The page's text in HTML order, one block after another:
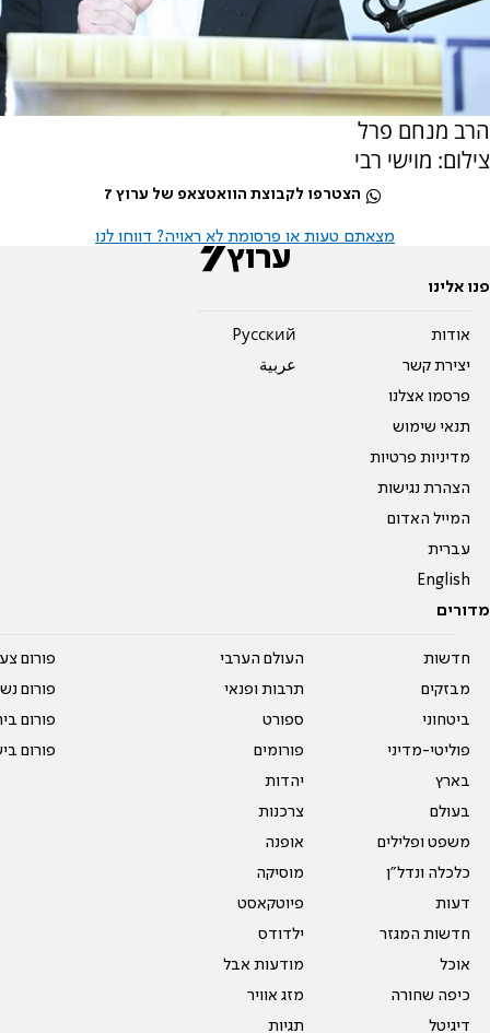
הרב מנחם פרל
צילום: מוישי רבי
הצטרפו לקבוצת הוואטצאפ של ערוץ 7
מצאתם טעות או פרסומת לא ראויה? דווחו לנו
פנו אלינו
אודות
יצירת קשר
פרסמו אצלנו
תנאי שימוש
מדיניות פרטיות
הצהרת נגישות
המייל האדום
עברית
English
Pусский
عربية
מדורים
חדשות
מבזקים
ביטחוני
פוליטי-מדיני
בארץ
בעולם
משפט ופלילים
כלכלה ונדל"ן
דעות
חדשות המגזר
אוכל
כיפה שחורה
דיגיטל
העולם הערבי
תרבות ופנאי
ספורט
פורומים
יהדות
צרכנות
אופנה
מוסיקה
פיוטקאסט
ילדודס
מודעות אבל
מזג אוויר
תגיות
פורום
פורום
פורום
פורום